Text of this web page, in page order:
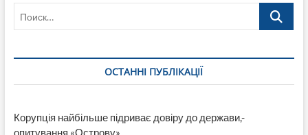
Поиск…
ОСТАННІ ПУБЛІКАЦІЇ
Корупція найбільше підриває довіру до держави,-
опитування «Острову»